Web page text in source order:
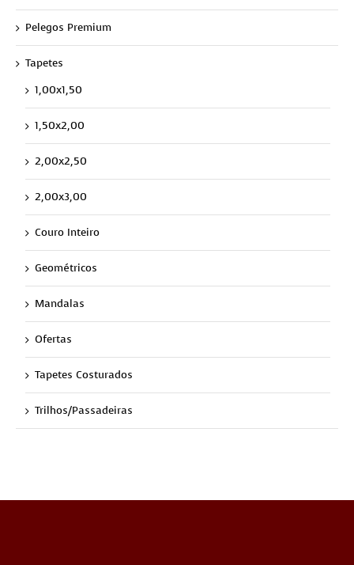
Pelegos Premium
Tapetes
1,00x1,50
1,50x2,00
2,00x2,50
2,00x3,00
Couro Inteiro
Geométricos
Mandalas
Ofertas
Tapetes Costurados
Trilhos/Passadeiras